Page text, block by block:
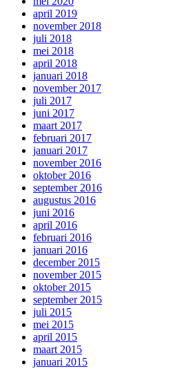
april 2019
november 2018
juli 2018
mei 2018
april 2018
januari 2018
november 2017
juli 2017
juni 2017
maart 2017
februari 2017
januari 2017
november 2016
oktober 2016
september 2016
augustus 2016
juni 2016
april 2016
februari 2016
januari 2016
december 2015
november 2015
oktober 2015
september 2015
juli 2015
mei 2015
april 2015
maart 2015
januari 2015